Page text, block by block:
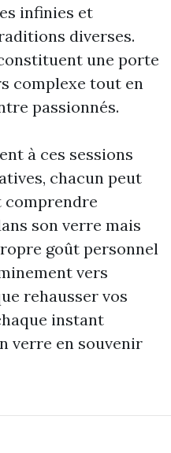
infinies et
diverses.
une porte
complexe tout en
passionnés.
à ces sessions
chacun peut
comprendre
son verre mais
goût personnel
vers
rehausser vos
instant
verre en souvenir